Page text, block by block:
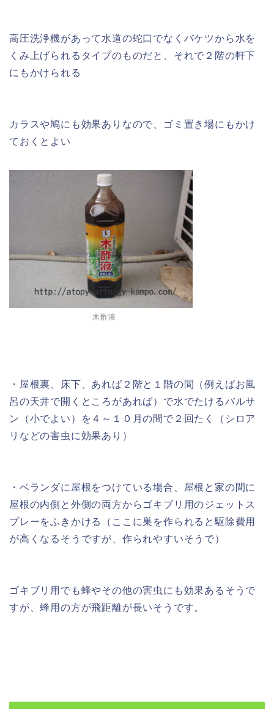
高圧洗浄機があって水道の蛇口でなくバケツから水を
くみ上げられるタイプのものだと、それで２階の軒下
にもかけられる
カラスや鳩にも効果ありなので、ゴミ置き場にもかけ
ておくとよい
木酢液
・屋根裏、床下、あれば２階と１階の間（例えばお風
呂の天井で開くところがあれば）で水でたけるバルサ
ン（小でよい）を４～１０月の間で２回たく（シロア
リなどの害虫に効果あり）
・ベランダに屋根をつけている場合、屋根と家の間に
屋根の内側と外側の両方からゴキブリ用のジェットス
プレーをふきかける（ここに巣を作られると駆除費用
が高くなるそうですが、作られやすいそうで）
ゴキブリ用でも蜂やその他の害虫にも効果あるそうで
すが、蜂用の方が飛距離が長いそうです。